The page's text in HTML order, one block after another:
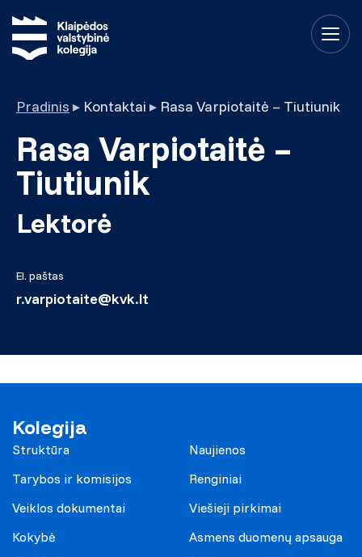
Pradinis ▸ Kontaktai ▸ Rasa Varpiotaitė – Tiutiunik
Rasa Varpiotaitė –
Tiutiunik
Lektorė
El. paštas
r.varpiotaite@kvk.lt
Kolegija
Struktūra
Tarybos ir komisijos
Veiklos dokumentai
Kokybė
Naujienos
Renginiai
Viešieji pirkimai
Asmens duomenų apsauga